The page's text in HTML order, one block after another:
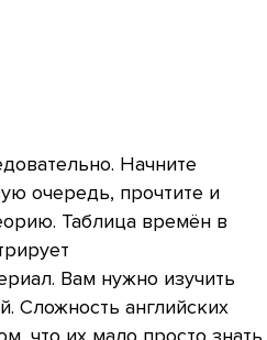
Начните
очередь, прочтите и
Таблица времён в
Вам нужно изучить
Сложность английских